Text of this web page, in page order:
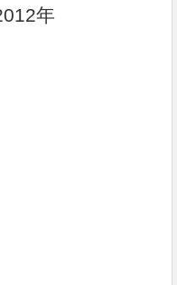
年